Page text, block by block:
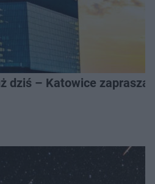
dziś – Katowice